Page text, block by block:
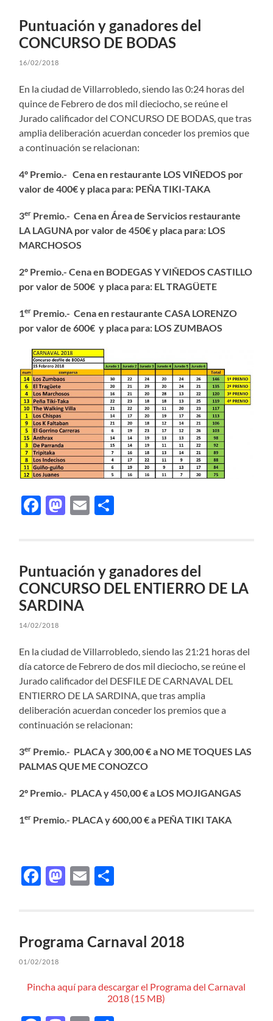
Puntuación y ganadores del
CONCURSO DE BODAS
16/02/2018
En la ciudad de Villarrobledo, siendo las 0:24 horas del
quince de Febrero de dos mil dieciocho, se reúne el
Jurado calificador del CONCURSO DE BODAS, que tras
amplia deliberación acuerdan conceder los premios que
a continuación se relacionan:
4º Premio.-Cena en restaurante LOS VIÑEDOS por
valor de 400€ y placa para: PEÑA TIKI-TAKA
3er Premio.- Cena en Área de Servicios restaurante
LA LAGUNA por valor de 450€ y placa para: LOS
MARCHOSOS
2º Premio.- Cena en BODEGAS Y VIÑEDOS CASTILLO
por valor de 500€ y placa para: EL TRAGÜETE
1er Premio.-Cena en restaurante CASA LORENZO
por valor de 600€ y placa para: LOS ZUMBAOS
Facebook
Mastodon
Email
Puntuación y ganadores del
CONCURSO DEL ENTIERRO DE LA
SARDINA
14/02/2018
En la ciudad de Villarrobledo, siendo las 21:21 horas del
día catorce de Febrero de dos mil dieciocho, se reúne el
Jurado calificador del DESFILE DE CARNAVAL DEL
ENTIERRO DE LA SARDINA, que tras amplia
deliberación acuerdan conceder los premios que a
continuación se relacionan:
3er Premio.- PLACA y 300,00 € a NO ME TOQUES LAS
PALMAS QUE ME CONOZCO
2º Premio.- PLACA y 450,00 € a LOS MOJIGANGAS
1er Premio.- PLACA y 600,00 € a PEÑA TIKI TAKA
Facebook
Mastodon
Email
Programa Carnaval 2018
01/02/2018
Pincha aquí para descargar el Programa del Carnaval
2018 (15 MB)